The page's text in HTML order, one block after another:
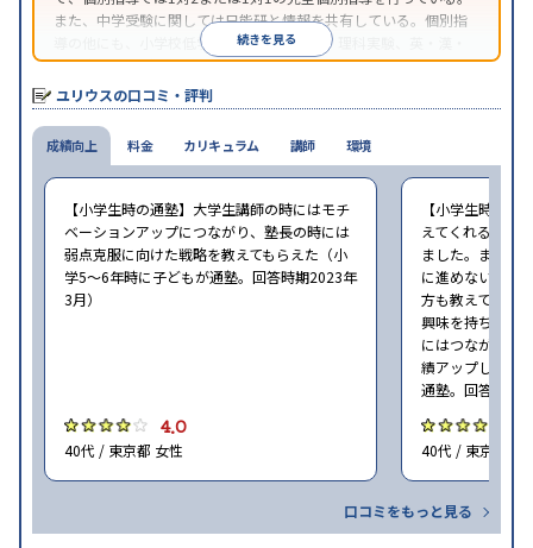
また、中学受験に関しては日能研と情報を共有している。個別指
導の他にも、小学校低学年のグループ学習、理科実験、英・漢・
数検定対策などの指導も受けることができる。
続きを見る
ユリウスの口コミ・評判
成績向上
【小学生時の通塾】大学生講師の時にはモチ
ベーションアップにつながり、塾長の時には
弱点克服に向けた戦略を教えてもらえた（小
学5〜6年時に子どもが通塾。回答時期2023年
3月）
4.0
40代 / 東京都 女性
【小学生時の通
えてくれるので
ました。また仕
に進めないタイ
方も教えてくれ
興味を持ち取り
にはつながりま
績アップしまし
通塾。回答時期
40代 / 東京都 女
口コミをもっと見る
料金 カリキュラム 講師 環境